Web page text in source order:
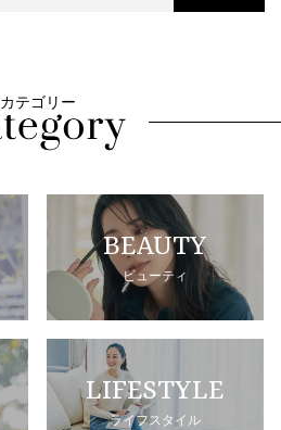
カテゴリー
BEAUTY
ビューティ
LIFESTYLE
ライフスタイル